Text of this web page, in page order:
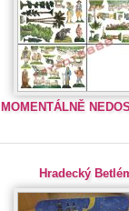
MOMENTÁLNĚ
Hradecký